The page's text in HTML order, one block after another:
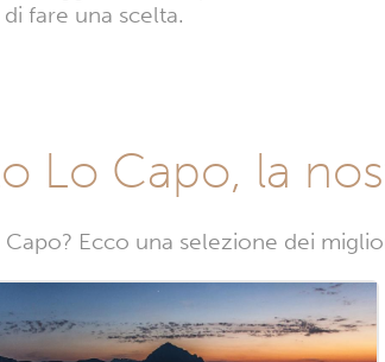
fare una scelta.
Lo Capo, la
Ecco una selezione dei